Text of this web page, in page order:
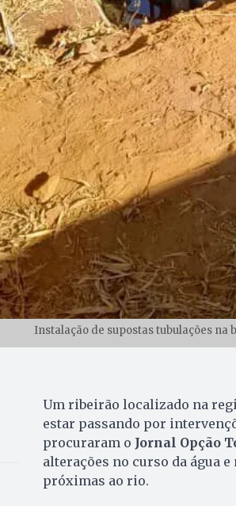
Instalação de supostas tubulações na
Um ribeirão localizado na
estar passando por
procuraram o Jornal Opção
alterações no curso da água
próximas ao rio.